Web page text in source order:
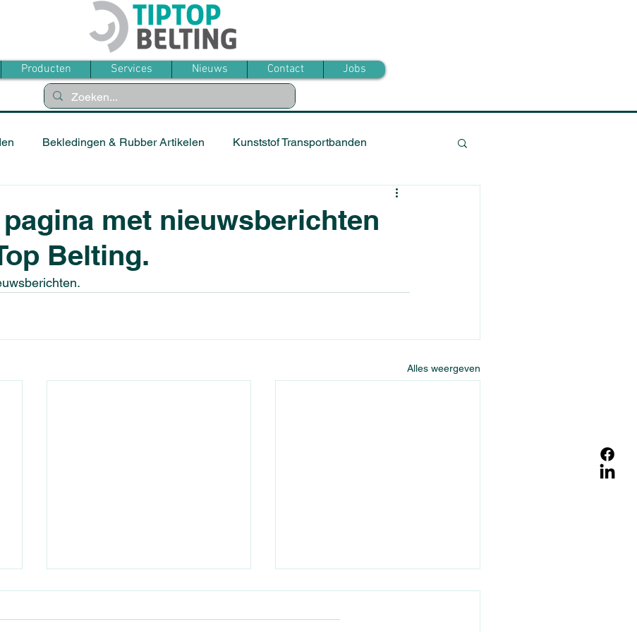
Producten Services Nieuws Contact Jobs
Bekledingen & Rubber Artikelen Kunststof Transportbanden
met nieuwsberichten
Belting.
Alles weergeven